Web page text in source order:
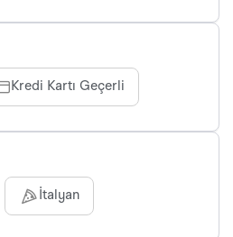
Kredi Kartı Geçerli
İtalyan